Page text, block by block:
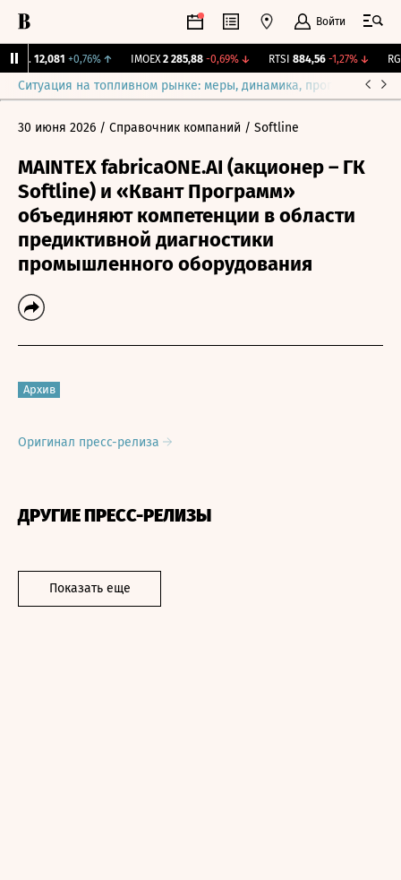
Войти
12,081 +0,76%↑ IMOEX 2 285,88 -0,69%↓ RTSI 884,56 -1,27%↓ RGBI
Ситуация на топливном рынке: меры, динамика, прогнозы
30 июня 2026 / Справочник компаний / Softline
MAINTEX fabricaONE.AI (акционер – ГК
Softline) и «Квант Программ»
объединяют компетенции в области
предиктивной диагностики
промышленного оборудования
Архив
Оригинал пресс-релиза
ДРУГИЕ ПРЕСС-РЕЛИЗЫ
Показать еще